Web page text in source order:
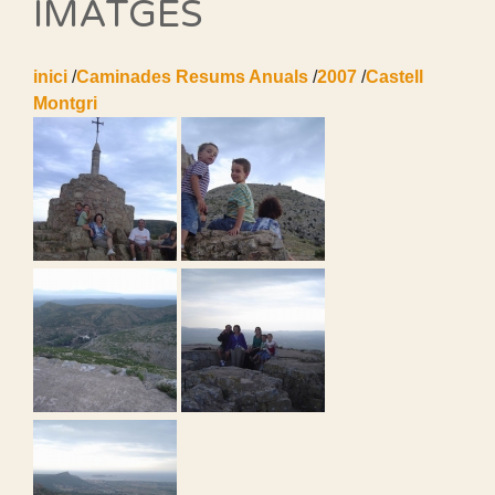
IMATGES
inici /Caminades Resums Anuals /2007 /Castell
Montgri